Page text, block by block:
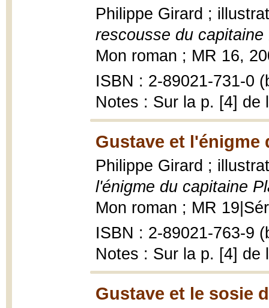
Philippe Girard ;
rescousse du capitaine
Mon roman ; MR 16,
ISBN : 2-89021-731-0
Notes : Sur la p. [4] de
Gustave et l'énigme
Philippe Girard ;
l'énigme du capitaine
Mon roman ; MR
ISBN : 2-89021-763-9
Notes : Sur la p. [4] de
Gustave et le sosie